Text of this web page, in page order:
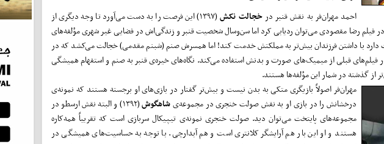
احمد ‌مهران‌فر به نقش قنبر درخجالت نکش
(۱۳۹۷) این فرصت را به دست می‌آورد تا وجه دیگری از
در فیلم رضا مقصودی می‌توان رد‌یابی کرد اما سن‌و‌سال شخصیت قنبر و زندگی‌اش در فضایی غیر شهری مؤلفه‌های
دارد با داشتن فرزندان بیش‌تر به مملکتش خدمت کند! اما همسرش صنم (شبنم مقدمی) خجالت می‌کشد که در
فیلم‌‌های قبلی از میمیک‌های صورت و بدنش استفاده می‌کند. نگاه‌‌های خیره‌ی قنبر به صنم و استفهام همیشگی
گذشته در شمار این مؤلفه‌ها هستند.
مهران‌فر اصولاً بازیگری متکی به بدن نیست و بیش‌تر گفتار در بازی‌‌‌های او برجسته هستند که نمونه‌ی
درخشانش را در بازی او به نقش صولت خنجری در مجموعه‌یشاهگوش
(۱۳۹۲) و البته نقش ارسطو در
مجموعه‌های پایتخت می‌توان دید. صولت خنجری نمونه‌ی تیپیکال سربازی است که تقریباً همه‌کاره
هستند و او این بار هم آرایشگر کلانتری است و هم آبدارچی. با توجه به حساسیت‌های همیشگی در